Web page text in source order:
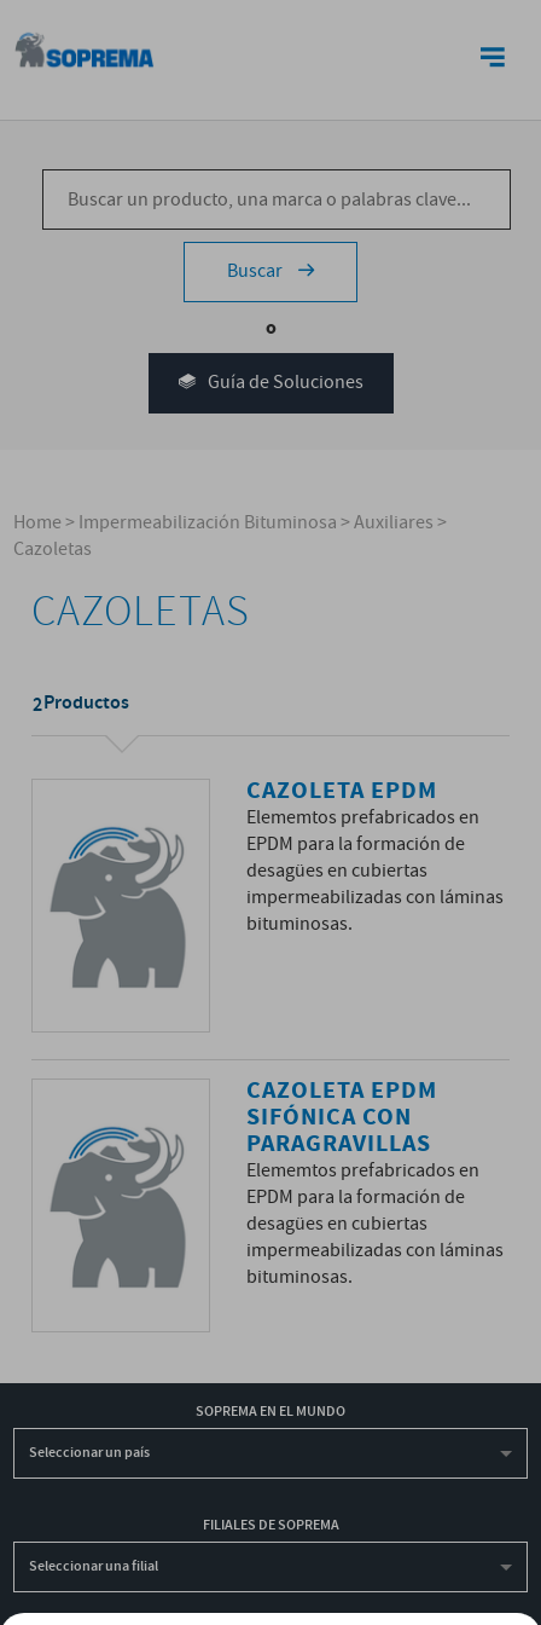
Buscar
o
Guía de Soluciones
Home>Impermeabilización Bituminosa>Auxiliares>
Cazoletas
CAZOLETAS
2Productos
CAZOLETA EPDM
Elememtos prefabricados en
EPDM para la formación de
desagües en cubiertas
impermeabilizadas con láminas
bituminosas.
CAZOLETA EPDM
SIFÓNICA CON
PARAGRAVILLAS
Elememtos prefabricados en
EPDM para la formación de
desagües en cubiertas
impermeabilizadas con láminas
bituminosas.
SOPREMA EN EL MUNDO
Seleccionar un país
FILIALES DE SOPREMA
Seleccionar una filial